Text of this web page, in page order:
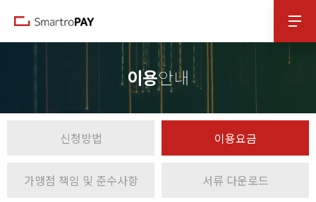
이용안내
신청방법 이용요금
가맹점 책임 및 준수사항 서류 다운로드